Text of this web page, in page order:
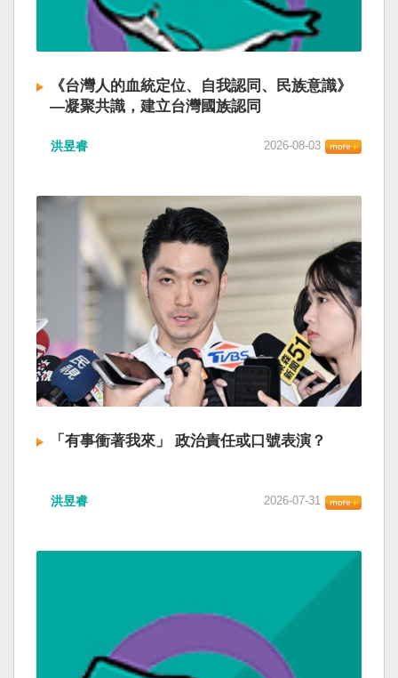
《台灣人的血統定位、自我認同、民族意識》
—凝聚共識，建立台灣國族認同
洪昱睿 2026-08-03
「有事衝著我來」 政治責任或口號表演？
洪昱睿 2026-07-31